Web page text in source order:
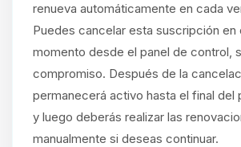
renueva automáticamente en cada
Puedes cancelar esta suscripción en
momento desde el panel de control,
compromiso. Después de la
permanecerá activo hasta el final del
y luego deberás realizar las
manualmente si deseas continuar.